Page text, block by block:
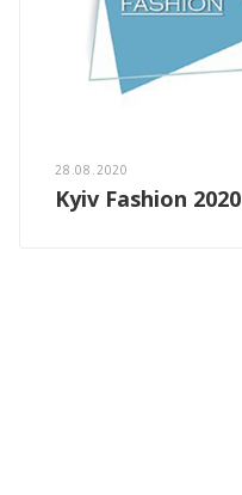
28.08.2020
Kyiv Fashion 2020